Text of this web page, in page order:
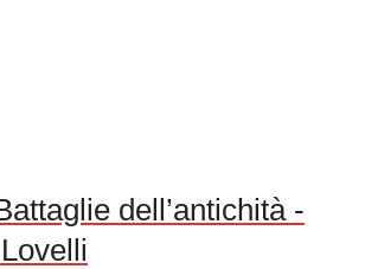
dell’antichità -